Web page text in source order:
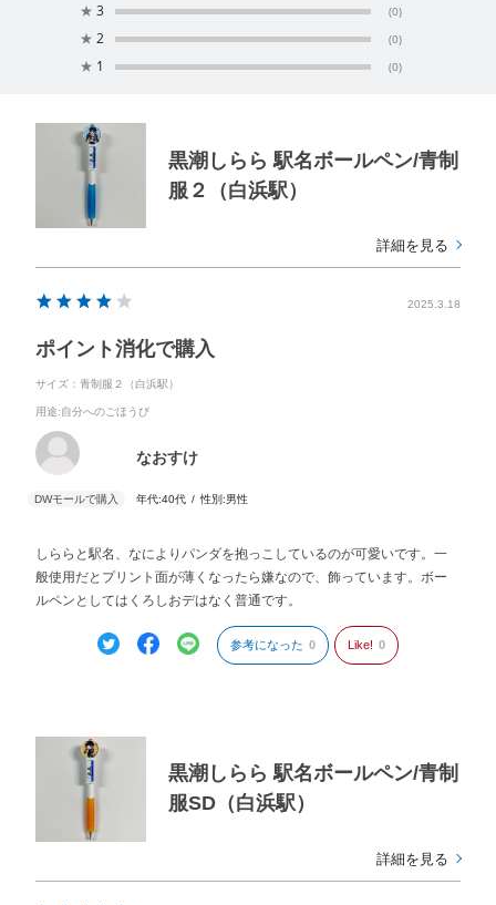
★ 3 (0)
★ 2 (0)
★ 1 (0)
黒潮しらら 駅名ボールペン/青制
服２（白浜駅）
詳細を見る
2025.3.18
ポイント消化で購入
サイズ：青制服２（白浜駅）
用途:自分へのごほうび
なおすけ
年代:40代 性別:男性
しららと駅名、なによりパンダを抱っこしているのが可愛いです。一
般使用だとプリント面が薄くなったら嫌なので、飾っています。ボー
ルペンとしてはくろしおデはなく普通です。
参考になった 0 Like! 0
黒潮しらら 駅名ボールペン/青制
服SD（白浜駅）
詳細を見る